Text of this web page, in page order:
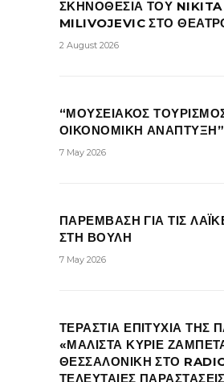
ΣΚΗΝΟΘΕΣΙΑ ΤΟΥ NIKITA
MILIVOJEVIC ΣΤΟ
2 August 2026
“ΜΟΥΣΕΙΑΚΟΣ
ΟΙΚΟΝΟΜΙΚΗ ΑΝΑΠΤΥΞΗ”
7 May 2026
ΠΑΡΕΜΒΑΣΗ ΓΙΑ ΤΙΣ
ΣΤΗ ΒΟΥΛΗ
7 May 2026
ΤΕΡΑΣΤΙΑ ΕΠΙΤΥΧΙΑ ΤΗΣ
«ΜΑΛΙΣΤΑ ΚΥΡΙΕ
ΘΕΣΣΑΛΟΝΙΚΗ ΣΤΟ
ΤΕΛΕΥΤΑΙΕΣ